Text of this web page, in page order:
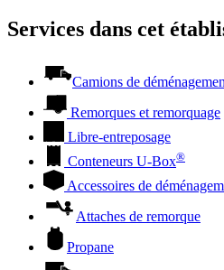
Services dans cet
Camions de
Remorques et remorquage
Libre-entreposage
Conteneurs U-Box®
Accessoires de
Attaches de remorque
Propane